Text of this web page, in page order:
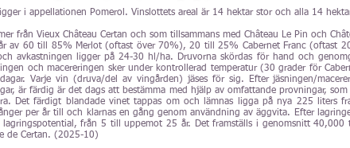
i appellationen Pomerol. Vinslottets areal är 14 hektar stor och alla 14
från Vieux Château Certan och som tillsammans med Château Le Pin och
av 60 till 85% Merlot (oftast över 70%), 20 till 25% Cabernet Franc (oftast
avkastningen ligger på 24-30 hl/ha. Druvorna skördas för hand och
och macereringen sker under kontrollerad temperatur (30 grader för
Varje vin (druva/del av vingården) jäses för sig. Efter jäsningen/
är färdig är det dags att bestämma med hjälp av omfattande provningar,
Det färdigt blandade vinet tappas om och lämnas ligga på nya 225 liters
per år till och klarnas en gång genom användning av äggvita. Efter
lagringspotential, från 5 till uppemot 25 år. Det framställs i genomsnitt
de Certan. (2025-10)